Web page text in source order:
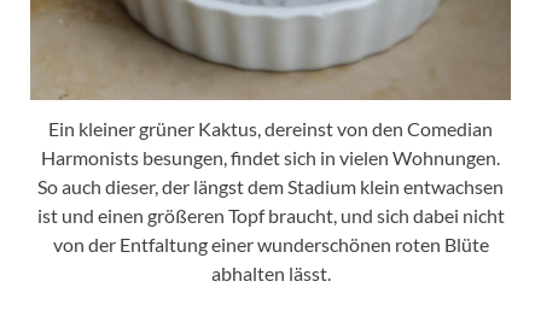
Ein kleiner grüner Kaktus, dereinst von den Comedian
Harmonists besungen, findet sich in vielen Wohnungen.
So auch dieser, der längst dem Stadium klein entwachsen
ist und einen größeren Topf braucht, und sich dabei nicht
von der Entfaltung einer wunderschönen roten Blüte
abhalten lässt.